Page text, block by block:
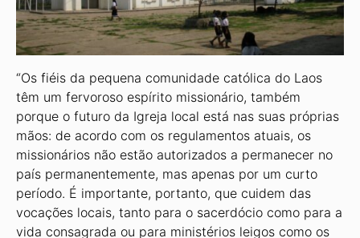
“Os fiéis da pequena comunidade católica do Laos
têm um fervoroso espírito missionário, também
porque o futuro da Igreja local está nas suas próprias
mãos: de acordo com os regulamentos atuais, os
missionários não estão autorizados a permanecer no
país permanentemente, mas apenas por um curto
período. É importante, portanto, que cuidem das
vocações locais, tanto para o sacerdócio como para a
vida consagrada ou para ministérios leigos como os